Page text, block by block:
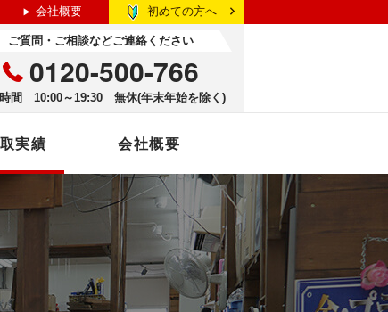
会社概要 初めての方へ
ご質問・ご相談などご連絡ください
0120-500-766
間 10:00～19:30 無休(年末年始を除く)
実績 会社概要